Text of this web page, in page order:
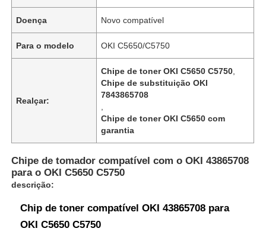
Doença Novo compatível
Para o modelo OKI C5650/C5750
Realçar:
Chipe de toner OKI C5650 C5750
Chipe de substituição OKI
7843865708
Chipe de toner OKI C5650 com
garantia
Chipe de tomador compatível com o OKI 43865708
para o OKI C5650 C5750
descrição:
Chip de toner compatível OKI 43865708 para
OKI C5650 C5750